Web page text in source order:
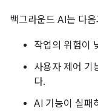
백그라운드 AI는 다
작업의 위험이
사용자 제어 기
다.
AI 기능이 실패